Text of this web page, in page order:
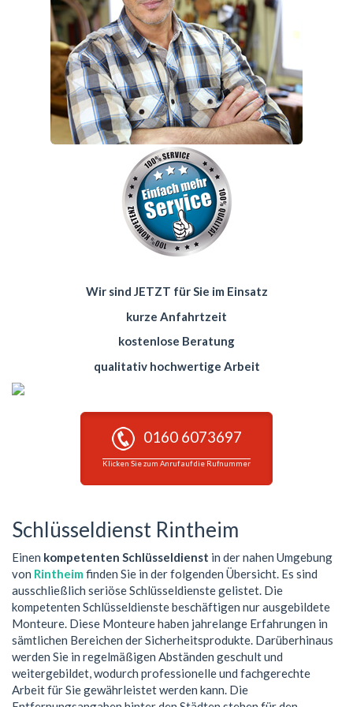
Wir sind JETZT für Sie im Einsatz
kurze Anfahrtzeit
kostenlose Beratung
qualitativ hochwertige Arbeit
0160 6073697
Klicken Sie zum Anruf auf die Rufnummer
Schlüsseldienst Rintheim
Einen kompetenten Schlüsseldienst in der nahen Umgebung
von Rintheim finden Sie in der folgenden Übersicht. Es sind
ausschließlich seriöse Schlüsseldienste gelistet. Die
kompetenten Schlüsseldienste beschäftigen nur ausgebildete
Monteure. Diese Monteure haben jahrelange Erfahrungen in
sämtlichen Bereichen der Sicherheitsprodukte. Darüberhinaus
werden Sie in regelmäßigen Abständen geschult und
weitergebildet, wodurch professionelle und fachgerechte
Arbeit für Sie gewährleistet werden kann. Die